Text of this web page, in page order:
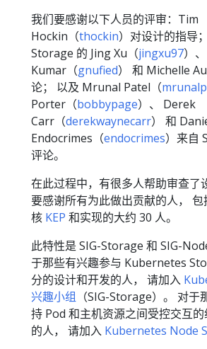
我们要感谢以下人员的评审：Tim
Hockin（thockin）对设计的指导
Storage 的 Jing Xu（jingxu97）
Kumar（gnufied） 和 Michelle
论； 以及 Mrunal Patel（mrunalp
Porter（bobbypage）、 Derek
Carr（derekwaynecarr） 和
Endocrimes（endocrimes）来自
评论。
在此过程中，有很多人帮助审查了
要感谢所有为此做出贡献的人，
核 KEP 和实现的大约 30 人。
此特性是 SIG-Storage 和 SIG-
于那些有兴趣参与 Kubernetes
分的设计和开发的人， 请加入
兴趣小组 （SIG-Storage）。 对于
持 Pod 和主机资源之间受控交互
的人， 请加入 Kubernetes Node